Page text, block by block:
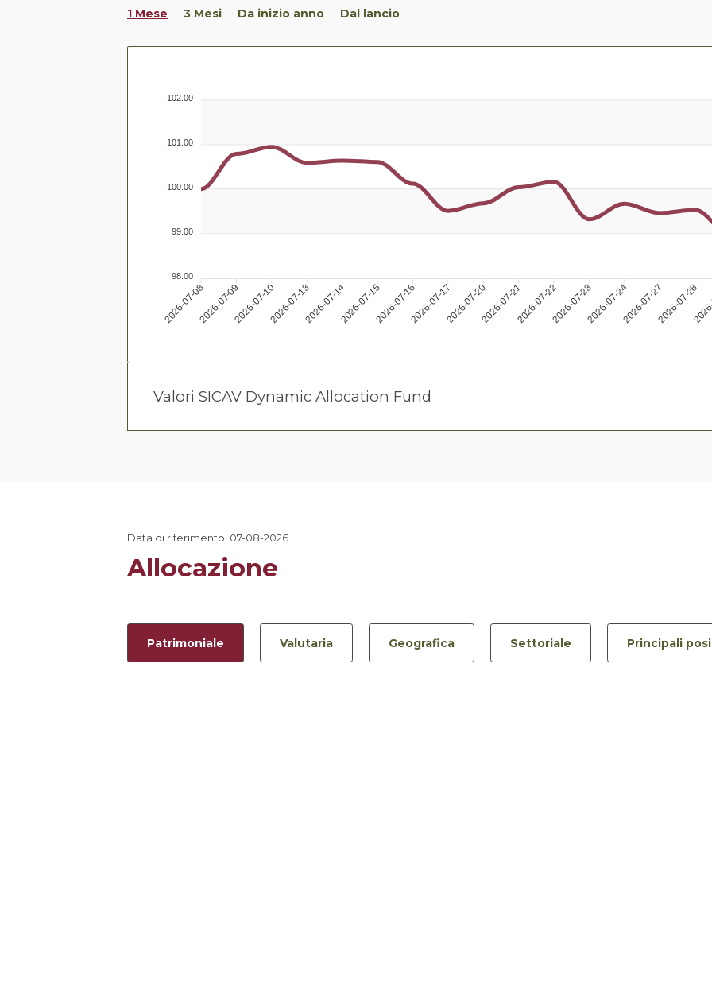
1 Mese 3 Mesi Da inizio anno Dal lancio
2026-07-082026-07-092026-07-102026-07-132026-07-142026-07-152026-07-162026-07-172026-07-202026-07-212026-07-222026-07-232026-07-242026-07-272026-07-28
102.00
101.00
100.00
99.00
98.00
Valori SICAV Dynamic Allocation Fund
Data di riferimento: 07-08-2026
Allocazione
Patrimoniale Valutaria Geografica Settoriale Principali